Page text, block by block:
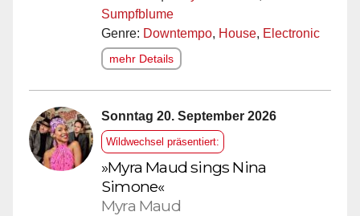
Sumpfblume
Genre: Downtempo, House, Electronic
mehr Details
Sonntag 20. September 2026
Wildwechsel präsentiert:
»Myra Maud sings Nina
Simone«
Myra Maud